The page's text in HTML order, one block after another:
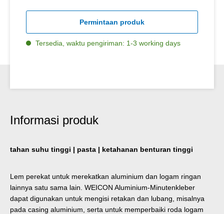
Permintaan produk
Tersedia, waktu pengiriman: 1-3 working days
Informasi produk
tahan suhu tinggi | pasta | ketahanan benturan tinggi
Lem perekat untuk merekatkan aluminium dan logam ringan
lainnya satu sama lain. WEICON Aluminium-Minutenkleber
dapat digunakan untuk mengisi retakan dan lubang, misalnya
pada casing aluminium, serta untuk memperbaiki roda logam